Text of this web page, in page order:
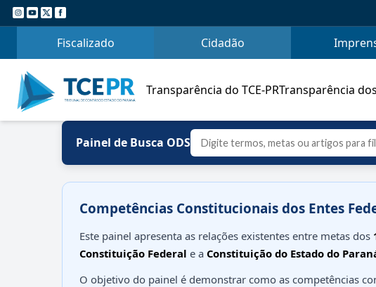
Fiscalizado Cidadão
Transparência do TCE-PRTransparência
Painel de Busca ODS
Competências Constitucionais dos Entes
Este painel apresenta as relações existentes entre metas dos
Constituição Federal e a Constituição do Estado do
O objetivo do painel é demonstrar como as competências